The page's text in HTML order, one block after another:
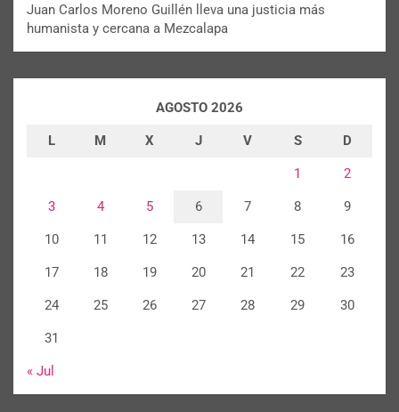
Juan Carlos Moreno Guillén lleva una justicia más
humanista y cercana a Mezcalapa
AGOSTO 2026
L M X J V S D
1 2
3 4 5 6 7 8 9
10 11 12 13 14 15 16
17 18 19 20 21 22 23
24 25 26 27 28 29 30
31
« Jul